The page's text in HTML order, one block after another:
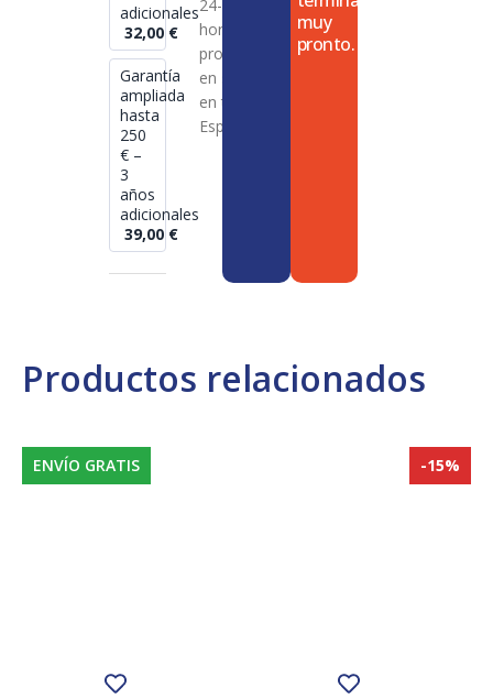
Productos relacionados
ENVÍO GRATIS -15%
adicionales
32,00 €
Garantía
ampliada
hasta
250
€ –
3
años
adicionales
39,00 €
24-72
horas en
productos
en stock
en toda
España
muy
pronto.